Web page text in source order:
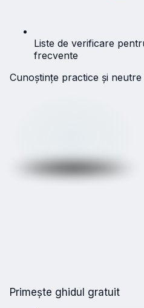
Liste de verificare
frecvente
Cunoștințe practice și neutre
Primește ghidul gratuit